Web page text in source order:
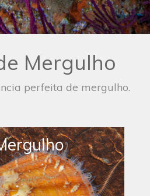
Mergulho
perfeita de mergulho.